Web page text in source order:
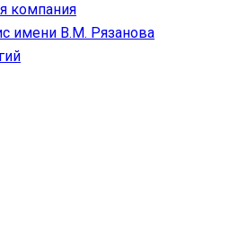
компания
имени В.М. Рязанова